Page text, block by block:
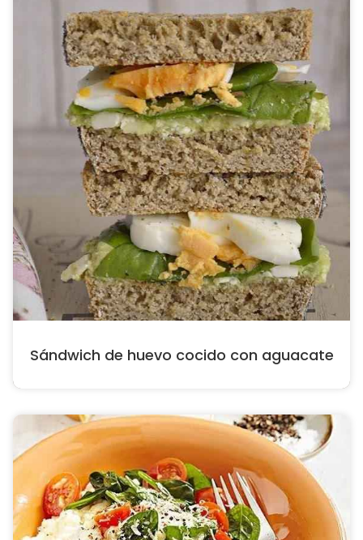
Sándwich de huevo cocido con aguacate